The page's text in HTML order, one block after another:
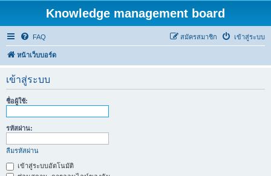
Knowledge management board
FAQ เข้าสู่ระบบ
สมัครสมาชิก
หน้าเว็บบอร์ด
เข้าสู่ระบบ
ชื่อผู้ใช้:
รหัสผ่าน:
ลืมรหัสผ่าน
เข้าสู่ระบบอัตโนมัติ